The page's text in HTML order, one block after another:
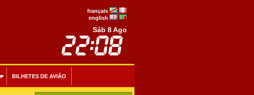
français
english
Sáb 8 Ago
BILHETES DE AVIÃO